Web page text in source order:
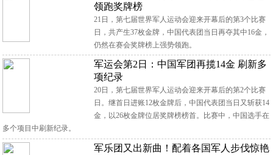
领跑奖牌榜
21日，第七届世界军人运动会迎来开幕后的第3个比赛
日，共产生37枚金牌，中国代表团当日再夺其中16金，
仍然在赛会奖牌榜上强势领跑。
军运会第2日：中国军团再揽14金 刷新多
项纪录
20日，第七届世界军人运动会迎来开幕后的第2个比赛
日。继首日进账12枚金牌后，中国代表团当日又斩获14
金，以26枚金牌位居奖牌榜榜首。比赛中，中国选手在
多个项目中刷新纪录。
军乐团又出新曲！配着各国军人步伐惊艳